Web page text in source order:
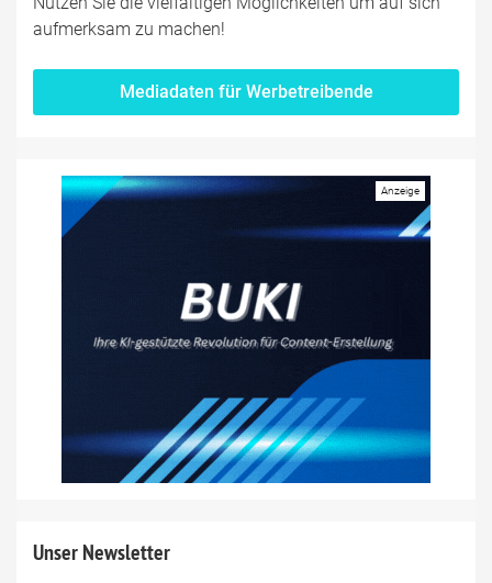
aufmerksam zu machen!
Mediadaten für Werbetreibende
Unser Newsletter